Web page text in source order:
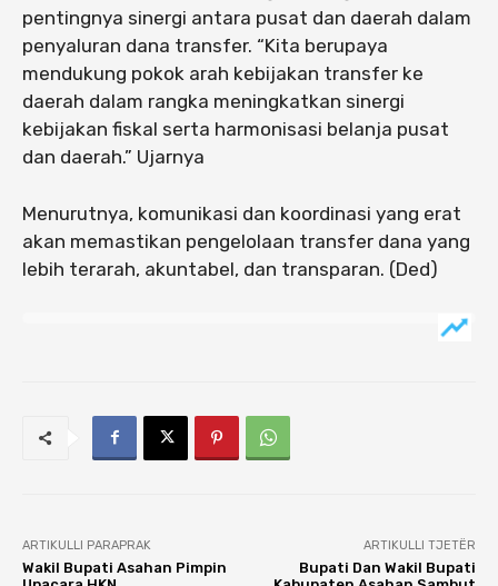
pentingnya sinergi antara pusat dan daerah dalam
penyaluran dana transfer. “Kita berupaya
mendukung pokok arah kebijakan transfer ke
daerah dalam rangka meningkatkan sinergi
kebijakan fiskal serta harmonisasi belanja pusat
dan daerah.” Ujarnya
Menurutnya, komunikasi dan koordinasi yang erat
akan memastikan pengelolaan transfer dana yang
lebih terarah, akuntabel, dan transparan. (Ded)
ARTIKULLI PARAPRAK
Wakil Bupati Asahan Pimpin
ARTIKULLI TJETËR
Bupati Dan Wakil Bupati